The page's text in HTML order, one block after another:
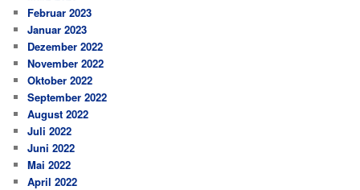
Februar 2023
Januar 2023
Dezember 2022
November 2022
Oktober 2022
September 2022
August 2022
Juli 2022
Juni 2022
Mai 2022
April 2022